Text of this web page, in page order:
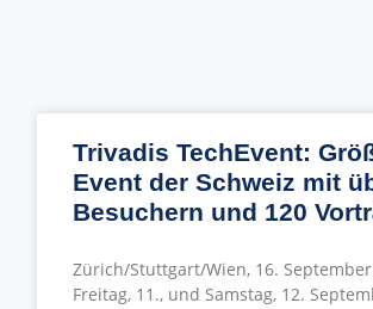
Trivadis TechEvent:
Event der Schweiz mit
Besuchern und 120
Zürich/Stuttgart/Wien, 16. September
Freitag, 11., und Samstag, 12.